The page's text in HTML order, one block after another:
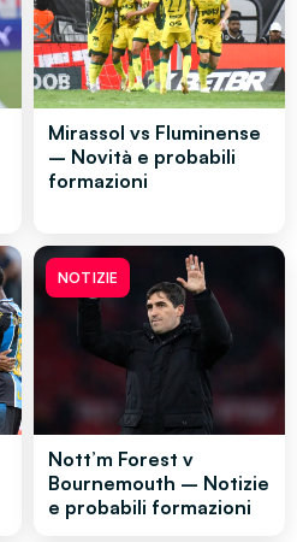
Mirassol vs Fluminense
– Novità e probabili
formazioni
NOTIZIE
Nott’m Forest v
Bournemouth – Notizie
e probabili formazioni